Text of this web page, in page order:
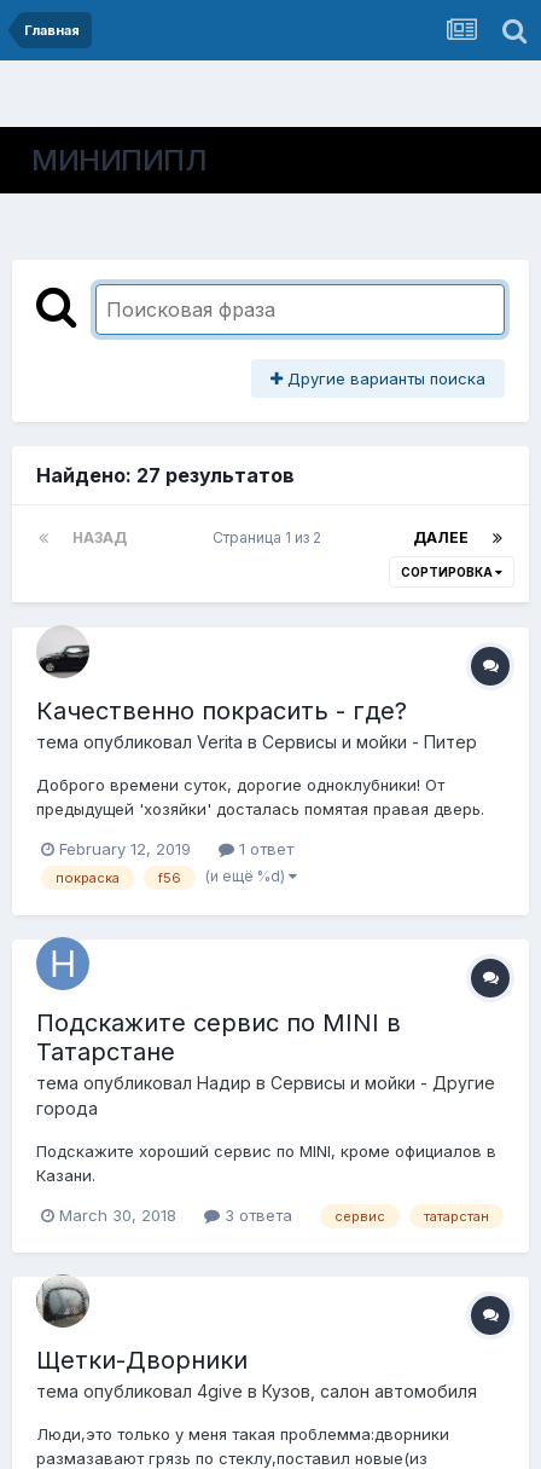
Главная
МИНИПИПЛ
Другие варианты поиска
Найдено: 27 результатов
НАЗАД ДАЛЕЕ
Страница 1 из 2
СОРТИРОВКА
Качественно покрасить - где?
тема опубликовал Verita в Сервисы и мойки - Питер
Доброго времени суток, дорогие одноклубники! От
предыдущей 'хозяйки' досталась помятая правая дверь.
приговорили к шпаклёвке и окрашиванию, тк в этом
месте, говорят, нормально не вытянуть. Посему к вам за
February 12, 2019 1 ответ
покраска f56 (и ещё %d)
Подскажите сервис по MINI в
Татарстане
тема опубликовал Надир в Сервисы и мойки - Другие
города
Подскажите хороший сервис по MINI, кроме официалов в
Казани.
March 30, 2018 3 ответа сервис татарстан
Щетки-Дворники
тема опубликовал 4give в Кузов, салон автомобиля
Люди,это только у меня такая проблемма:дворники
размазавают грязь по стеклу,поставил новые(из